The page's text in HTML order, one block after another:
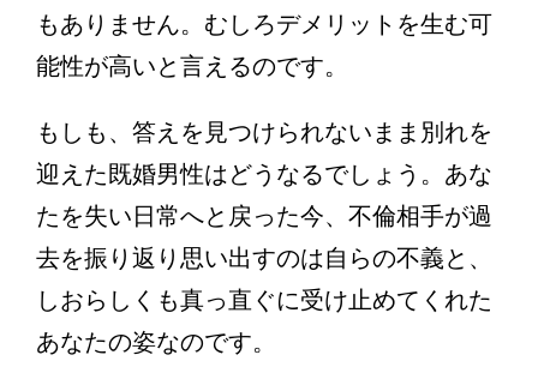
もありません。むしろデメリットを生む可
能性が高いと言えるのです。
もしも、答えを見つけられないまま別れを
迎えた既婚男性はどうなるでしょう。あな
たを失い日常へと戻った今、不倫相手が過
去を振り返り思い出すのは自らの不義と、
しおらしくも真っ直ぐに受け止めてくれた
あなたの姿なのです。